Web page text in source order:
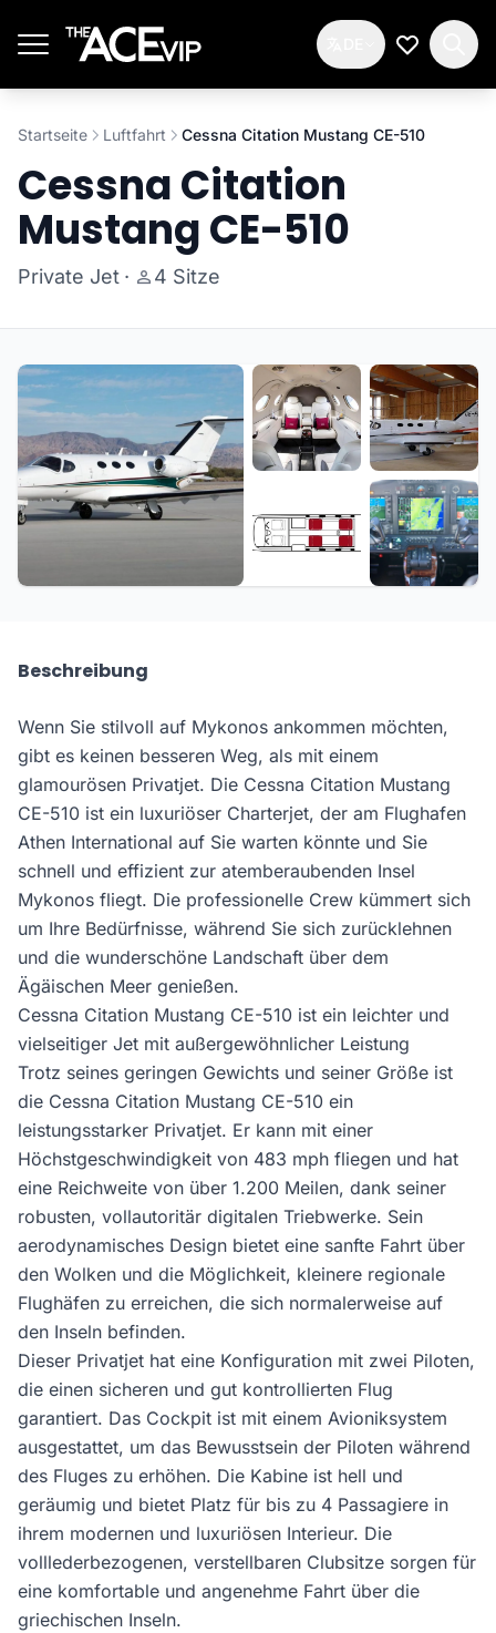
Meine
Startseite Luftfahrt Cessna Citation Mustang CE-510
Cessna Citation
Mustang CE-510
Private Jet · 4 Sitze
Beschreibung
Wenn Sie stilvoll auf Mykonos ankommen möchten,
gibt es keinen besseren Weg, als mit einem
glamourösen Privatjet. Die Cessna Citation Mustang
CE-510 ist ein luxuriöser Charterjet, der am Flughafen
Athen International auf Sie warten könnte und Sie
schnell und effizient zur atemberaubenden Insel
Mykonos fliegt. Die professionelle Crew kümmert sich
um Ihre Bedürfnisse, während Sie sich zurücklehnen
und die wunderschöne Landschaft über dem
Ägäischen Meer genießen.
Cessna Citation Mustang CE-510 ist ein leichter und
vielseitiger Jet mit außergewöhnlicher Leistung
Trotz seines geringen Gewichts und seiner Größe ist
die Cessna Citation Mustang CE-510 ein
leistungsstarker Privatjet. Er kann mit einer
Höchstgeschwindigkeit von 483 mph fliegen und hat
eine Reichweite von über 1.200 Meilen, dank seiner
robusten, vollautoritär digitalen Triebwerke. Sein
aerodynamisches Design bietet eine sanfte Fahrt über
den Wolken und die Möglichkeit, kleinere regionale
Flughäfen zu erreichen, die sich normalerweise auf
den Inseln befinden.
Dieser Privatjet hat eine Konfiguration mit zwei Piloten,
die einen sicheren und gut kontrollierten Flug
garantiert. Das Cockpit ist mit einem Avioniksystem
ausgestattet, um das Bewusstsein der Piloten während
des Fluges zu erhöhen. Die Kabine ist hell und
geräumig und bietet Platz für bis zu 4 Passagiere in
ihrem modernen und luxuriösen Interieur. Die
volllederbezogenen, verstellbaren Clubsitze sorgen für
eine komfortable und angenehme Fahrt über die
griechischen Inseln.